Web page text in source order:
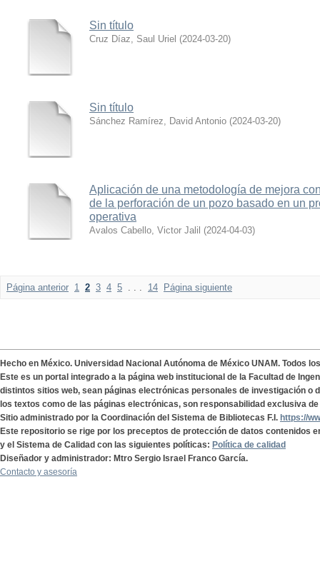
Sin título
Cruz Díaz, Saul Uriel (2024-03-20)
Sin título
Sánchez Ramírez, David Antonio (2024-03-20)
Aplicación de una metodología de mejora
de la perforación de un pozo basado en un
operativa
Avalos Cabello, Victor Jalil (2024-04-03)
Página anterior 1 2 3 4 5 . . . 14 Página siguiente
Hecho en México. Universidad Nacional Autónoma de México UNAM. Todos
Este es un portal integrado a la página web institucional de la Facultad de
distintos sitios web, sean páginas electrónicas personales de investigación o
los textos como de las páginas electrónicas, son responsabilidad exclusiva
Sitio administrado por la Coordinación del Sistema de Bibliotecas F.I. https://
Este repositorio se rige por los preceptos de protección de datos contenidos
y el Sistema de Calidad con las siguientes políticas: Política de calidad
Diseñador y administrador: Mtro Sergio Israel Franco García.
Contacto y asesoría